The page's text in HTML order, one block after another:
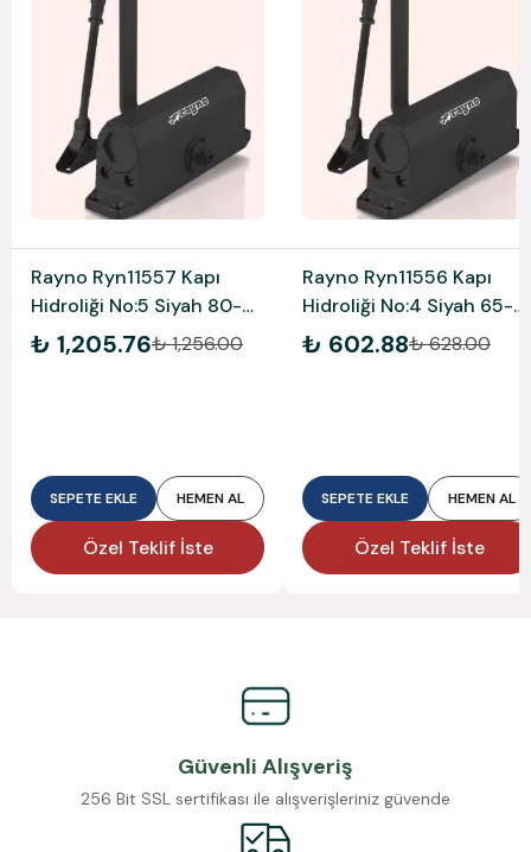
Rayno Ryn11557 Kapı
Hidroliği No:5 Siyah 80-
120 Kg
₺ 1,205.76₺ 1,256.00
SEPETE EKLE HEMEN AL
Özel Teklif İste
Rayno Ryn11556 Kapı
Hidroliği No:4 Siyah 65-
85 Kg
₺ 602.88₺ 628.00
SEPETE EKLE HEMEN AL
Özel Teklif İste
Güvenli Alışveriş
256 Bit SSL sertifikası ile alışverişleriniz güvende